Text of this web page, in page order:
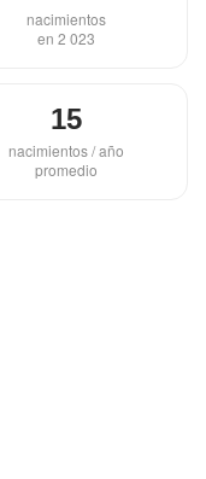
nacimientos
en 2 023
15
nacimientos / año
promedio